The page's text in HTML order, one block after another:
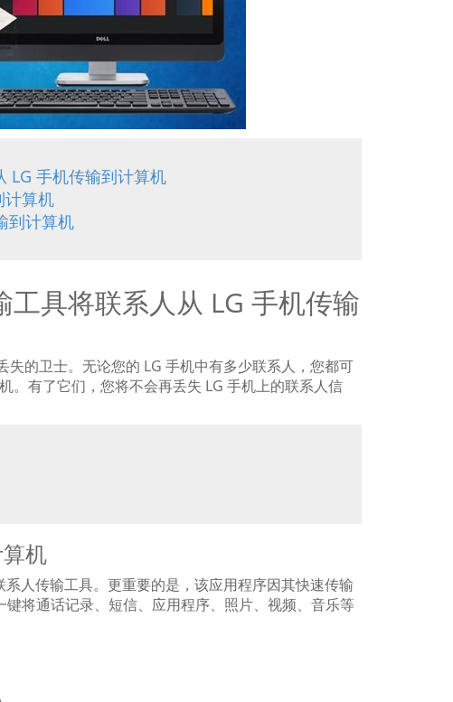
LG 手机传输到计算机
计算机
到计算机
具将联系人从 LG 手机传输
的卫士。无论您的 LG 手机中有多少联系人，您都可
。有了它们，您将不会再丢失 LG 手机上的联系人信
机
系人传输工具。更重要的是，该应用程序因其快速传输
将通话记录、短信、应用程序、照片、视频、音乐等